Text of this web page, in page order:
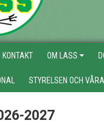
KONTAKT OM LASS
STYRELSEN OCH
2027